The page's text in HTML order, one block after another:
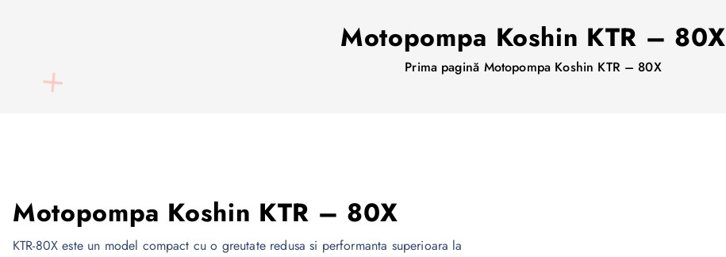
Motopompa Koshin KTR – 80X
Prima pagină Motopompa Koshin KTR – 80X
Motopompa Koshin KTR – 80X
KTR-80X este un model compact cu o greutate redusa si performanta superioara la